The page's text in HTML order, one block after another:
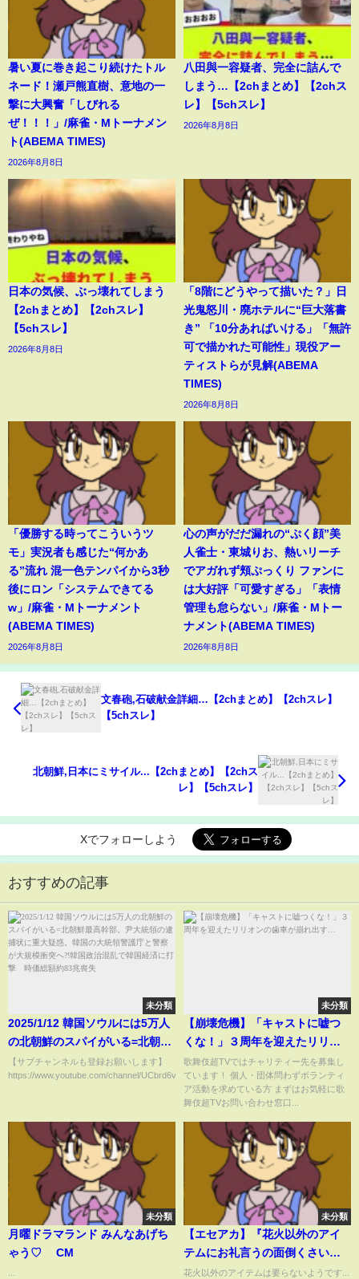
暑い夏に巻き起こり続けたトル
ネード！瀬戸熊直樹、意地の一
撃に大興奮「しびれる
ぜ！！！」/麻雀・Mトーナメン
ト(ABEMA TIMES)
2026年8月8日
八田與一容疑者、完全に詰んで
しまう…【2chまとめ】【2chス
レ】【5chスレ】
2026年8月8日
日本の気候、ぶっ壊れてしまう
【2chまとめ】【2chスレ】
【5chスレ】
2026年8月8日
「8階にどうやって描いた？」日
光鬼怒川・廃ホテルに“巨大落書
き” 「10分あればいける」「無許
可で描かれた可能性」現役アー
ティストらが見解(ABEMA
TIMES)
2026年8月8日
「優勝する時ってこういうツ
モ」実況者も感じた“何かあ
る”流れ 混一色テンパイから3秒
後にロン「システムできてる
w」/麻雀・Mトーナメント
(ABEMA TIMES)
2026年8月8日
心の声がだだ漏れの“ぷく顔”美
人雀士・東城りお、熱いリーチ
でアガれず頬ぷっくり ファンに
は大好評「可愛すぎる」「表情
管理も怠らない」/麻雀・Mトー
ナメント(ABEMA TIMES)
2026年8月8日
文春砲,石破献金詳細…【2chまとめ】【2chスレ】
【5chスレ】
北朝鮮,日本にミサイル...【2chまとめ】【2chス
レ】【5chスレ】
Xでフォローしよう
おすすめの記事
未分類
2025/1/12 韓国ソウルには5万人
の北朝鮮のスパイがいる=北朝鮮
最高幹部。尹大統領の逮捕状に
重大疑惑。韓国の大統領警護庁
総額約83兆喪失
【サブチャンネルも登録お願いします】
https://www.youtube.com/channel/UCbrd6vLcjKgw5426At...
未分類
【崩壊危機】「キャストに嘘つ
くな！」３周年を迎えたリリオ
ンの歯車が崩れ出す…
歌舞伎超TVではチャリティー先を募集し
ています！ 個人・団体問わずボランティ
ア活動を求めている方 まずはお気軽に歌
舞伎超TVお問い合わせ窓口...
未分類
月曜ドラマランド みんなあげち
ゃう♡ CM
未分類
【エセアカ】『花火以外のアイ
テムにお礼言うの面倒くさい』
【俺を継ぐのは金バエ】
花火以外のアイテムは要らないようです...